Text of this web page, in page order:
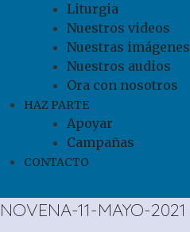
Liturgia
Nuestros videos
Nuestras imágenes
Nuestros audios
Ora con nosotros
HAZ PARTE
Apoyar
Campañas
CONTACTO
NOVENA-11-MAYO-2021